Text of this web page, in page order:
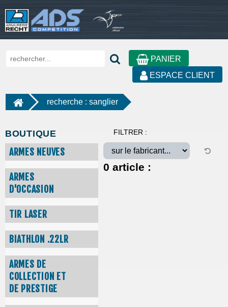
PANIER
ESPACE CLIENT
recherche : sanglier
BOUTIQUE
ARMES NEUVES
ARMES
D'OCCASION
TIR LASER
BIATHLON .22LR
ARMES DE
COLLECTION ET
DE PRESTIGE
FILTRER :
0 article :